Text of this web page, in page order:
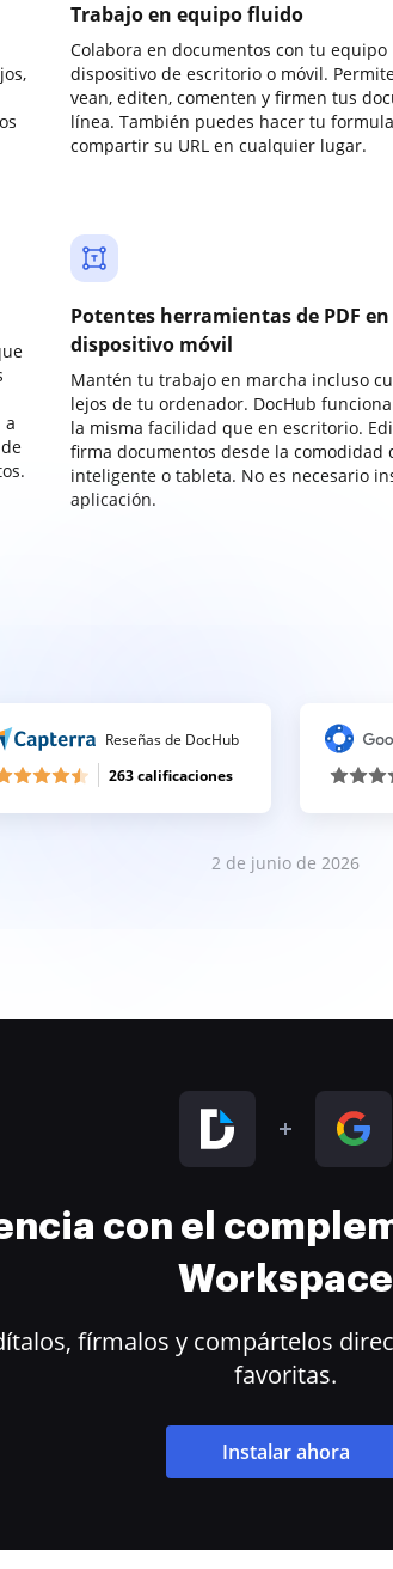
Trabajo en equipo fluido
Colabora en documentos con tu equipo
dispositivo de escritorio o móvil.
vean, editen, comenten y firmen tus
línea. También puedes hacer tu
compartir su URL en cualquier lugar.
a
Potentes herramientas de PDF
dispositivo móvil
Mantén tu trabajo en marcha incluso
lejos de tu ordenador. DocHub
la misma facilidad que en escritorio.
firma documentos desde la comodidad
inteligente o tableta. No es necesario
aplicación.
Reseñas de DocHub
263 calificaciones
2 de junio de 2026
con el
Workspace
fírmalos y compártelos
favoritas.
Instalar ahora